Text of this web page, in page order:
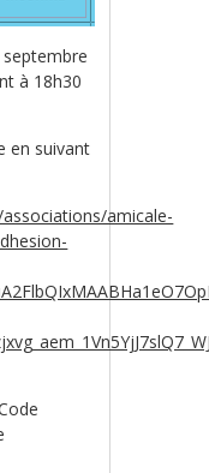
à 18h30
en suivant
amicale-